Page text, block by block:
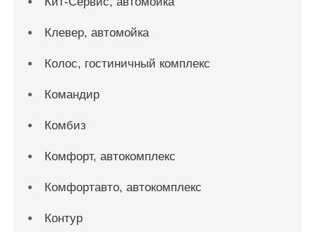
Клевер, автомойка
Колос, гостиничный комплекс
Командир
Комбиз
Комфорт, автокомплекс
Комфортавто, автокомплекс
Контур